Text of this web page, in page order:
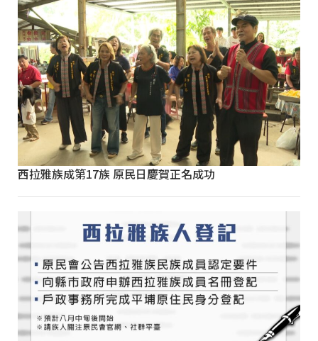
西拉雅族成第17族 原民日慶賀正名成功